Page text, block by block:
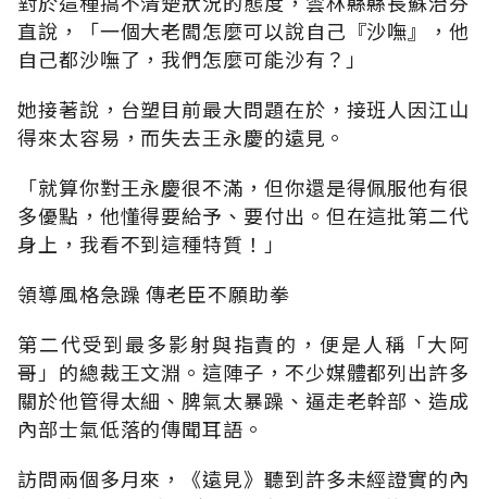
直說，「一個大老闆怎麼可以說自己『沙嘸』，他
自己都沙嘸了，我們怎麼可能沙有？」
她接著說，台塑目前最大問題在於，接班人因江山
得來太容易，而失去王永慶的遠見。
「就算你對王永慶很不滿，但你還是得佩服他有很
多優點，他懂得要給予、要付出。但在這批第二代
身上，我看不到這種特質！」
領導風格急躁 傳老臣不願助拳
第二代受到最多影射與指責的，便是人稱「大阿
哥」的總裁王文淵。這陣子，不少媒體都列出許多
關於他管得太細、脾氣太暴躁、逼走老幹部、造成
內部士氣低落的傳聞耳語。
訪問兩個多月來，《遠見》聽到許多未經證實的內